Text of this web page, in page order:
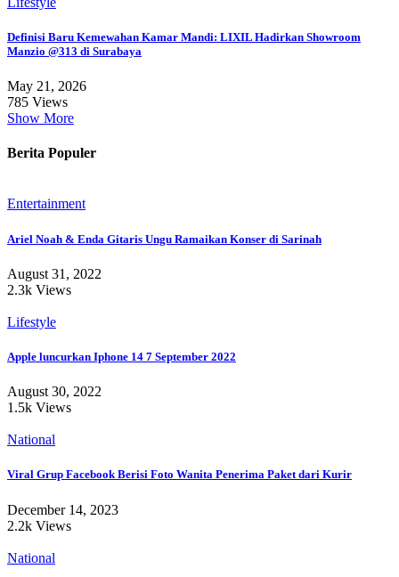
Definisi Baru Kemewahan Kamar Mandi: LIXIL Hadirkan Showroom
Manzio @313 di Surabaya
May 21, 2026
785 Views
Show More
Berita Populer
Entertainment
Ariel Noah & Enda Gitaris Ungu Ramaikan Konser di Sarinah
August 31, 2022
2.3k Views
Lifestyle
Apple luncurkan Iphone 14 7 September 2022
August 30, 2022
1.5k Views
National
Viral Grup Facebook Berisi Foto Wanita Penerima Paket dari Kurir
December 14, 2023
2.2k Views
National